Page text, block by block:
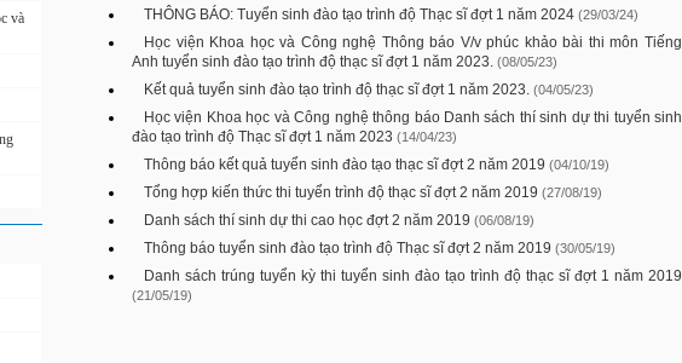
và
THÔNG BÁO: Tuyển sinh đào tạo trình độ Thạc sĩ đợt 1 năm 2024 (29/03/24)
Học viện Khoa học và Công nghệ Thông báo V/v phúc khảo bài thi môn Tiếng
Anh tuyển sinh đào tạo trình độ thạc sĩ đợt 1 năm 2023. (08/05/23)
Kết quả tuyển sinh đào tạo trình độ thạc sĩ đợt 1 năm 2023. (04/05/23)
Học viện Khoa học và Công nghệ thông báo Danh sách thí sinh dự thi tuyển sinh
đào tạo trình độ Thạc sĩ đợt 1 năm 2023 (14/04/23)
Thông báo kết quả tuyển sinh đào tạo thạc sĩ đợt 2 năm 2019 (04/10/19)
Tổng hợp kiến thức thi tuyển trình độ thạc sĩ đợt 2 năm 2019 (27/08/19)
Danh sách thí sinh dự thi cao học đợt 2 năm 2019 (06/08/19)
Thông báo tuyển sinh đào tạo trình độ Thạc sĩ đợt 2 năm 2019 (30/05/19)
Danh sách trúng tuyển kỳ thi tuyển sinh đào tạo trình độ thạc sĩ đợt 1 năm 2019
(21/05/19)